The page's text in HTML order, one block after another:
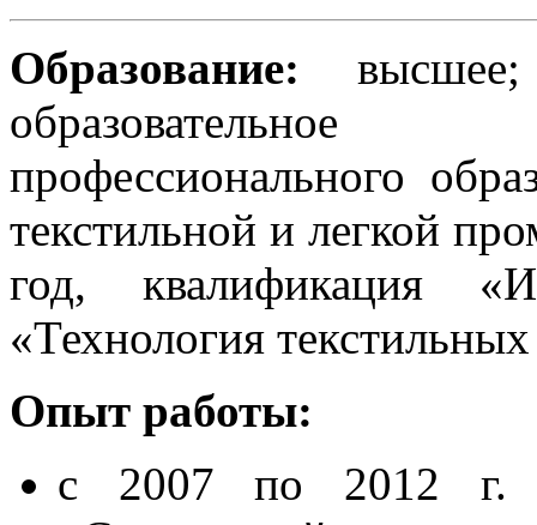
Образование: высшее;
профессионального
текстильной и легкой
год, квалификация
«Технология
Опыт работы:
с 2007 по 2012 г.